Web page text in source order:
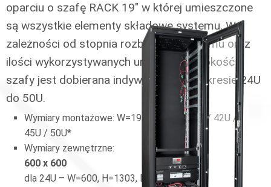
oparciu o szafę RACK 19″ w której umieszczone
są wszystkie elementy składowe systemu. W
zależności od stopnia rozbudowy systemu oraz
ilości wykorzystywanych urządzeń wysokość
szafy jest dobierana indywidualnie w zakresie 24U
do 50U.
Wymiary montażowe: W=19”, H=24U / 36U / 42U /
45U / 50U*
Wymiary zewnętrzne:
600 x 600
dla 24U – W=600, H=1303, D=600 mm